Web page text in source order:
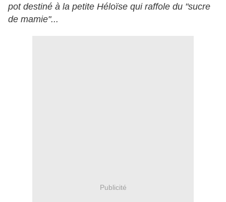
pot destiné à la petite Héloïse qui raffole du "sucre
de mamie"...
Publicité